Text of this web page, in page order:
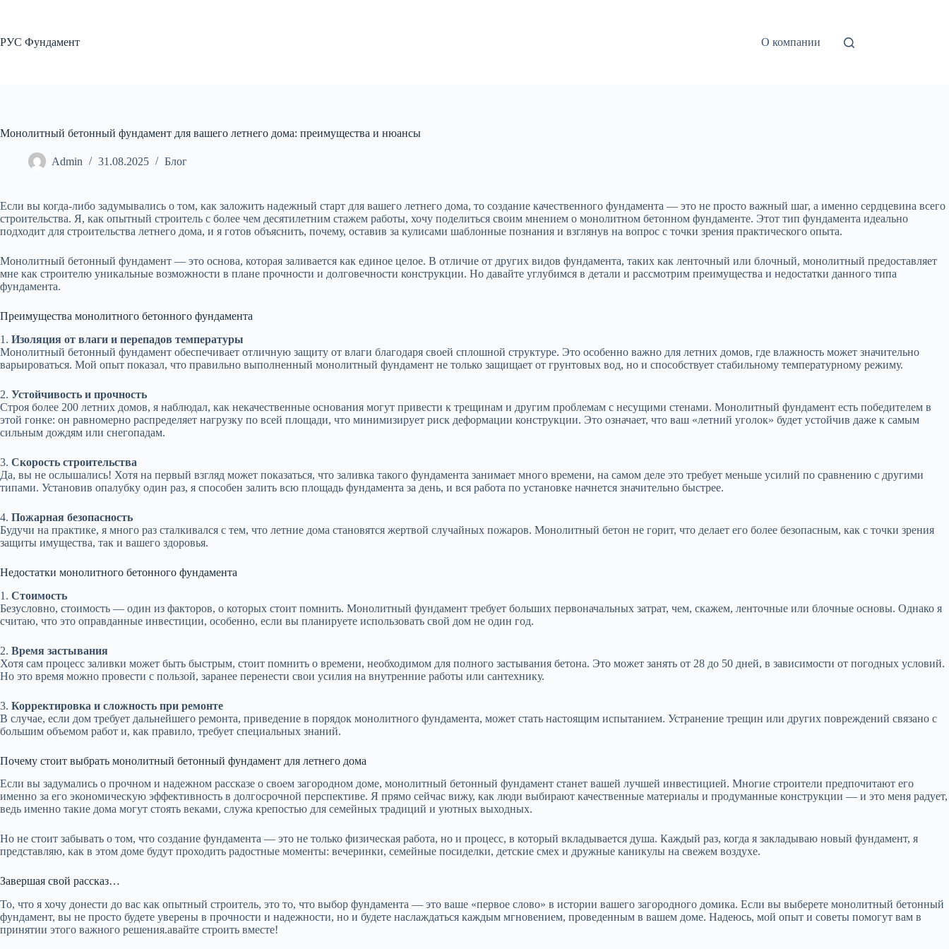
РУС Фундамент
О компании
Монолитный бетонный фундамент для вашего летнего дома: преимущества и нюансы
Admin 31.08.2025 Блог
Если вы когда-либо задумывались о том, как заложить надежный старт для вашего летнего дома, то создание качественного фундамента — это не просто важный шаг, а именно сердцевина всего
строительства. Я, как опытный строитель с более чем десятилетним стажем работы, хочу поделиться своим мнением о монолитном бетонном фундаменте. Этот тип фундамента идеально
подходит для строительства летнего дома, и я готов объяснить, почему, оставив за кулисами шаблонные познания и взглянув на вопрос с точки зрения практического опыта.
Монолитный бетонный фундамент — это основа, которая заливается как единое целое. В отличие от других видов фундамента, таких как ленточный или блочный, монолитный предоставляет
мне как строителю уникальные возможности в плане прочности и долговечности конструкции. Но давайте углубимся в детали и рассмотрим преимущества и недостатки данного типа
фундамента.
Преимущества монолитного бетонного фундамента
1. Изоляция от влаги и перепадов температуры
Монолитный бетонный фундамент обеспечивает отличную защиту от влаги благодаря своей сплошной структуре. Это особенно важно для летних домов, где влажность может значительно
варьироваться. Мой опыт показал, что правильно выполненный монолитный фундамент не только защищает от грунтовых вод, но и способствует стабильному температурному режиму.
2. Устойчивость и прочность
Строя более 200 летних домов, я наблюдал, как некачественные основания могут привести к трещинам и другим проблемам с несущими стенами. Монолитный фундамент есть победителем в
этой гонке: он равномерно распределяет нагрузку по всей площади, что минимизирует риск деформации конструкции. Это означает, что ваш «летний уголок» будет устойчив даже к самым
сильным дождям или снегопадам.
3. Скорость строительства
Да, вы не ослышались! Хотя на первый взгляд может показаться, что заливка такого фундамента занимает много времени, на самом деле это требует меньше усилий по сравнению с другими
типами. Установив опалубку один раз, я способен залить всю площадь фундамента за день, и вся работа по установке начнется значительно быстрее.
4. Пожарная безопасность
Будучи на практике, я много раз сталкивался с тем, что летние дома становятся жертвой случайных пожаров. Монолитный бетон не горит, что делает его более безопасным, как с точки зрения
защиты имущества, так и вашего здоровья.
Недостатки монолитного бетонного фундамента
1. Стоимость
Безусловно, стоимость — один из факторов, о которых стоит помнить. Монолитный фундамент требует больших первоначальных затрат, чем, скажем, ленточные или блочные основы. Однако я
считаю, что это оправданные инвестиции, особенно, если вы планируете использовать свой дом не один год.
2. Время застывания
Хотя сам процесс заливки может быть быстрым, стоит помнить о времени, необходимом для полного застывания бетона. Это может занять от 28 до 50 дней, в зависимости от погодных условий.
Но это время можно провести с пользой, заранее перенести свои усилия на внутренние работы или сантехнику.
3. Корректировка и сложность при ремонте
В случае, если дом требует дальнейшего ремонта, приведение в порядок монолитного фундамента, может стать настоящим испытанием. Устранение трещин или других повреждений связано с
большим объемом работ и, как правило, требует специальных знаний.
Почему стоит выбрать монолитный бетонный фундамент для летнего дома
Если вы задумались о прочном и надежном рассказе о своем загородном доме, монолитный бетонный фундамент станет вашей лучшей инвестицией. Многие строители предпочитают его
именно за его экономическую эффективность в долгосрочной перспективе. Я прямо сейчас вижу, как люди выбирают качественные материалы и продуманные конструкции — и это меня радует,
ведь именно такие дома могут стоять веками, служа крепостью для семейных традиций и уютных выходных.
Но не стоит забывать о том, что создание фундамента — это не только физическая работа, но и процесс, в который вкладывается душа. Каждый раз, когда я закладываю новый фундамент, я
представляю, как в этом доме будут проходить радостные моменты: вечеринки, семейные посиделки, детские смех и дружные каникулы на свежем воздухе.
Завершая свой рассказ…
То, что я хочу донести до вас как опытный строитель, это то, что выбор фундамента — это ваше «первое слово» в истории вашего загородного домика. Если вы выберете монолитный бетонный
фундамент, вы не просто будете уверены в прочности и надежности, но и будете наслаждаться каждым мгновением, проведенным в вашем доме. Надеюсь, мой опыт и советы помогут вам в
принятии этого важного решения.авайте строить вместе!